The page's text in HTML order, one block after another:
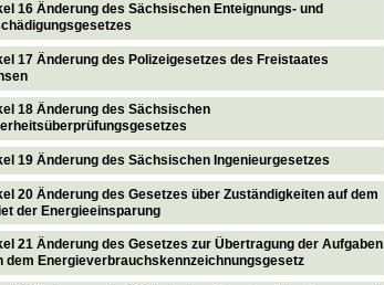
16 Änderung des Sächsischen Enteignungs- und
17 Änderung des Polizeigesetzes des Freistaates
18 Änderung des Sächsischen
19 Änderung des Sächsischen Ingenieurgesetzes
20 Änderung des Gesetzes über Zuständigkeiten auf dem
der Energieeinsparung
21 Änderung des Gesetzes zur Übertragung der Aufgaben
dem Energieverbrauchskennzeichnungsgesetz